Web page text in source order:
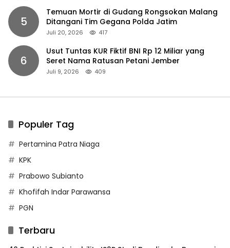
5
Temuan Mortir di Gudang Rongsokan Malang
Ditangani Tim Gegana Polda Jatim
Juli 20, 2026 417
6
Usut Tuntas KUR Fiktif BNI Rp 12 Miliar yang
Seret Nama Ratusan Petani Jember
Juli 9, 2026 409
Populer Tag
Pertamina Patra Niaga
KPK
Prabowo Subianto
Khofifah Indar Parawansa
PGN
Terbaru